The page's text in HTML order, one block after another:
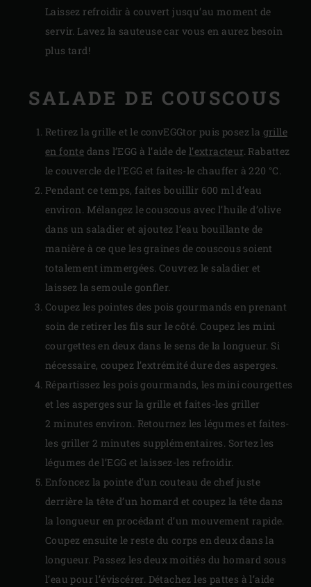
Laissez refroidir à couvert jusqu’au moment de
servir. Lavez la sauteuse car vous en aurez besoin
plus tard!
SALADE DE COUSCOUS
Retirez la grille et le convEGGtor puis posez la grille
en fonte dans l’EGG à l’aide de l’extracteur. Rabattez
le couvercle de l’EGG et faites-le chauffer à 220 °C.
Pendant ce temps, faites bouillir 600 ml d’eau
environ. Mélangez le couscous avec l’huile d’olive
dans un saladier et ajoutez l’eau bouillante de
manière à ce que les graines de couscous soient
totalement immergées. Couvrez le saladier et
laissez la semoule gonfler.
Coupez les pointes des pois gourmands en prenant
soin de retirer les fils sur le côté. Coupez les mini
courgettes en deux dans le sens de la longueur. Si
nécessaire, coupez l’extrémité dure des asperges.
Répartissez les pois gourmands, les mini courgettes
et les asperges sur la grille et faites-les griller
2 minutes environ. Retournez les légumes et faites-
les griller 2 minutes supplémentaires. Sortez les
légumes de l’EGG et laissez-les refroidir.
Enfoncez la pointe d’un couteau de chef juste
derrière la tête d’un homard et coupez la tête dans
la longueur en procédant d’un mouvement rapide.
Coupez ensuite le reste du corps en deux dans la
longueur. Passez les deux moitiés du homard sous
l’eau pour l’éviscérer. Détachez les pattes à l’aide